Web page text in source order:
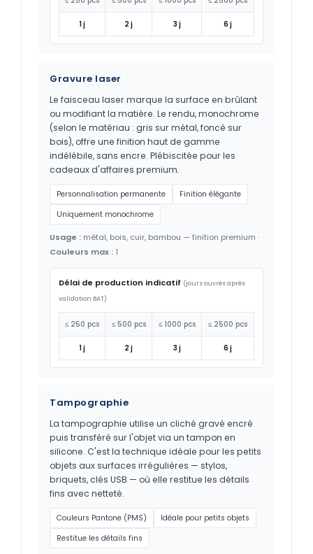
1 j 2 j 3 j 6 j
Gravure laser
Le faisceau laser marque la surface en brûlant
ou modifiant la matière. Le rendu, monochrome
(selon le matériau : gris sur métal, foncé sur
bois), offre une finition haut de gamme
indélébile, sans encre. Plébiscitée pour les
cadeaux d'affaires premium.
Personnalisation permanente
Finition élégante
Uniquement monochrome
Usage : métal, bois, cuir, bambou — finition premium ·
Couleurs max : 1
Délai de production indicatif (jours ouvrés après
validation BAT)
≤ 250 pcs ≤ 500 pcs ≤ 1000 pcs ≤ 2500 pcs
1 j 2 j 3 j 6 j
Tampographie
La tampographie utilise un cliché gravé encré
puis transféré sur l'objet via un tampon en
silicone. C'est la technique idéale pour les petits
objets aux surfaces irrégulières — stylos,
briquets, clés USB — où elle restitue les détails
fins avec netteté.
Couleurs Pantone (PMS)
Idéale pour petits objets
Restitue les détails fins